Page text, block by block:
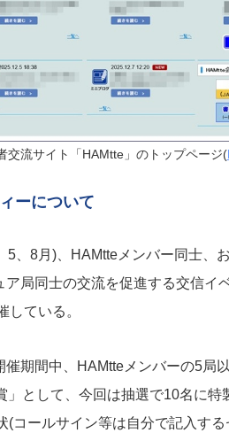
交流サイト「HAMtte」のトップページ(
ーについて
5、8月)、HAMtteメンバー同士、
ア局同士の交流を促進する交信イ
している。
催期間中、HAMtteメンバーの5局
」として、今回は抽選で10名に特
(コールサイン等は自分で記入す